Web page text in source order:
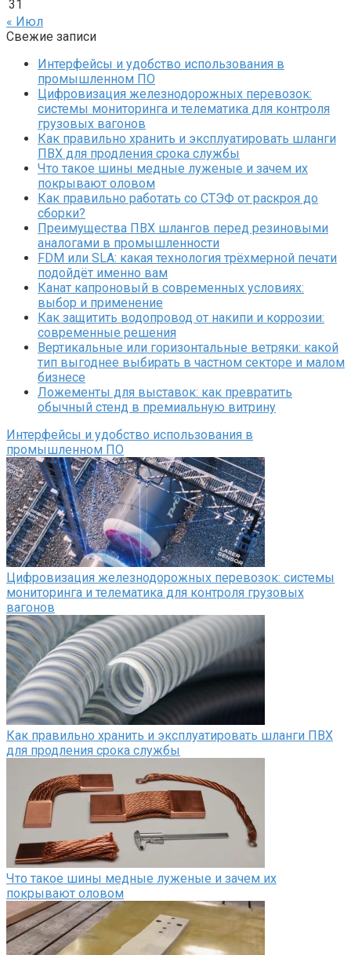
31
« Июл
Свежие записи
Интерфейсы и удобство использования в
промышленном ПО
Цифровизация железнодорожных перевозок:
системы мониторинга и телематика для контроля
грузовых вагонов
Как правильно хранить и эксплуатировать шланги
ПВХ для продления срока службы
Что такое шины медные луженые и зачем их
покрывают оловом
Как правильно работать со СТЭФ от раскроя до
сборки?
Преимущества ПВХ шлангов перед резиновыми
аналогами в промышленности
FDM или SLA: какая технология трёхмерной печати
подойдёт именно вам
Канат капроновый в современных условиях:
выбор и применение
Как защитить водопровод от накипи и коррозии:
современные решения
Вертикальные или горизонтальные ветряки: какой
тип выгоднее выбирать в частном секторе и малом
бизнесе
Ложементы для выставок: как превратить
обычный стенд в премиальную витрину
Интерфейсы и удобство использования в
промышленном ПО
Цифровизация железнодорожных перевозок: системы
мониторинга и телематика для контроля грузовых
вагонов
Как правильно хранить и эксплуатировать шланги ПВХ
для продления срока службы
Что такое шины медные луженые и зачем их
покрывают оловом